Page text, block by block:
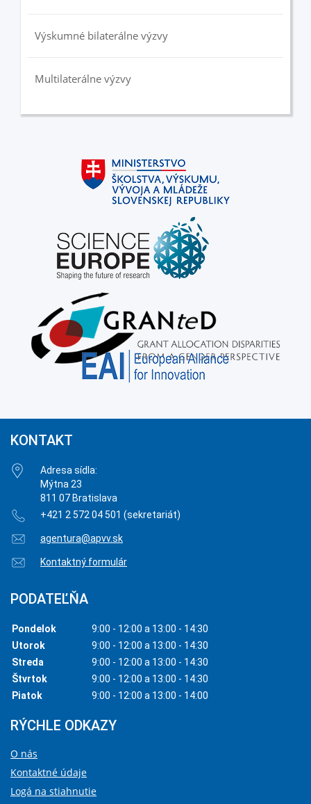
Výskumné bilaterálne výzvy
Multilaterálne výzvy
KONTAKT
Adresa sídla:
Mýtna 23
811 07 Bratislava
+421 2 572 04 501 (sekretariát)
agentura@apvv.sk
Kontaktný formulár
PODATEĽŇA
Pondelok
9:00 - 12:00 a 13:00 - 14:30
Utorok
9:00 - 12:00 a 13:00 - 14:30
Streda
9:00 - 12:00 a 13:00 - 14:30
Štvrtok
9:00 - 12:00 a 13:00 - 14:30
Piatok
9:00 - 12:00 a 13:00 - 14:00
RÝCHLE ODKAZY
O nás
Kontaktné údaje
Logá na stiahnutie